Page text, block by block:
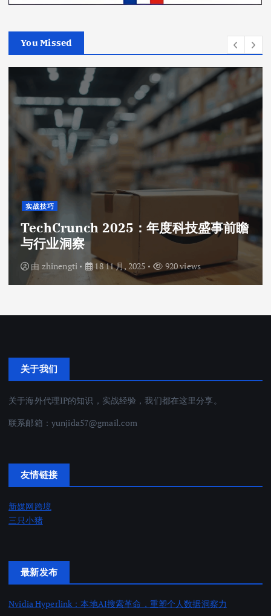
You Missed
实战技巧
TechCrunch 2025：年度科技盛事前瞻
与行业洞察
由 zhinengti 18 11 月, 2025 920 views
关于我们
关于海外代理IP的知识，实战经验，我们都在这里分享。
联系邮箱： yunjida57@gmail.com
友情链接
新媒网跨境
三只小猪
最新发布
Nvidia Hyperlink：本地AI搜索革命，重塑个人数据洞察力